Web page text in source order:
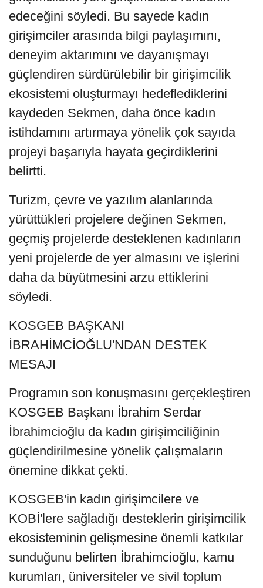
edeceğini söyledi. Bu sayede kadın
girişimciler arasında bilgi paylaşımını,
deneyim aktarımını ve dayanışmayı
güçlendiren sürdürülebilir bir girişimcilik
ekosistemi oluşturmayı hedeflediklerini
kaydeden Sekmen, daha önce kadın
istihdamını artırmaya yönelik çok sayıda
projeyi başarıyla hayata geçirdiklerini
belirtti.
Turizm, çevre ve yazılım alanlarında
yürüttükleri projelere değinen Sekmen,
geçmiş projelerde desteklenen kadınların
yeni projelerde de yer almasını ve işlerini
daha da büyütmesini arzu ettiklerini
söyledi.
KOSGEB BAŞKANI
İBRAHİMCİOĞLU'NDAN DESTEK
MESAJI
Programın son konuşmasını gerçekleştiren
KOSGEB Başkanı İbrahim Serdar
İbrahimcioğlu da kadın girişimciliğinin
güçlendirilmesine yönelik çalışmaların
önemine dikkat çekti.
KOSGEB'in kadın girişimcilere ve
KOBİ'lere sağladığı desteklerin girişimcilik
ekosisteminin gelişmesine önemli katkılar
sunduğunu belirten İbrahimcioğlu, kamu
kurumları, üniversiteler ve sivil toplum